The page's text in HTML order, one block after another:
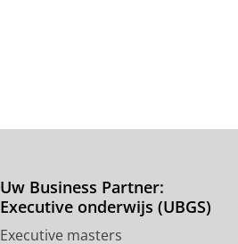
Uw Business Partner:
Executive onderwijs (UBGS)
Executive masters